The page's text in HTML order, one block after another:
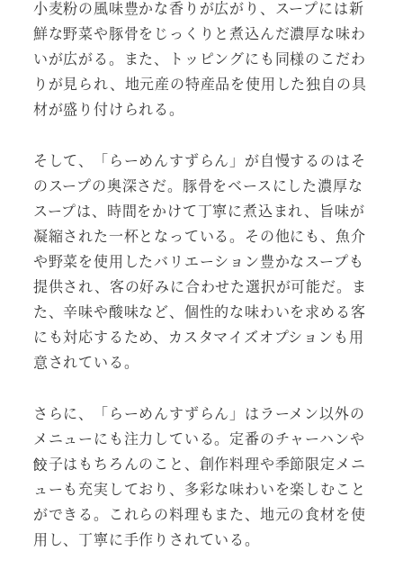
小麦粉の風味豊かな香りが広がり、スープには新
鮮な野菜や豚骨をじっくりと煮込んだ濃厚な味わ
いが広がる。また、トッピングにも同様のこだわ
りが見られ、地元産の特産品を使用した独自の具
材が盛り付けられる。
そして、「らーめんすずらん」が自慢するのはそ
のスープの奥深さだ。豚骨をベースにした濃厚な
スープは、時間をかけて丁寧に煮込まれ、旨味が
凝縮された一杯となっている。その他にも、魚介
や野菜を使用したバリエーション豊かなスープも
提供され、客の好みに合わせた選択が可能だ。ま
た、辛味や酸味など、個性的な味わいを求める客
にも対応するため、カスタマイズオプションも用
意されている。
さらに、「らーめんすずらん」はラーメン以外の
メニューにも注力している。定番のチャーハンや
餃子はもちろんのこと、創作料理や季節限定メニ
ューも充実しており、多彩な味わいを楽しむこと
ができる。これらの料理もまた、地元の食材を使
用し、丁寧に手作りされている。